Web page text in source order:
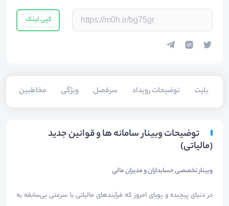
کپی لینک
بلیت‌ توضیحات رویداد سرفصل ویژگی مخاطبین
توضیحات وبینار سامانه ها و قوانین جدید
(مالیاتی)
وبینار تخصصی حسابداران و مدیران مالی
در دنیای پیچیده و پویای امروز که فرآیندهای مالیاتی با سرعتی بی‌سابقه به